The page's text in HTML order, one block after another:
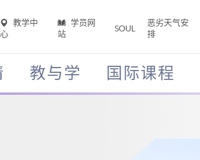
教学中
心
学员网
站
SOUL
恶劣天气安
排
教与学 国际课程